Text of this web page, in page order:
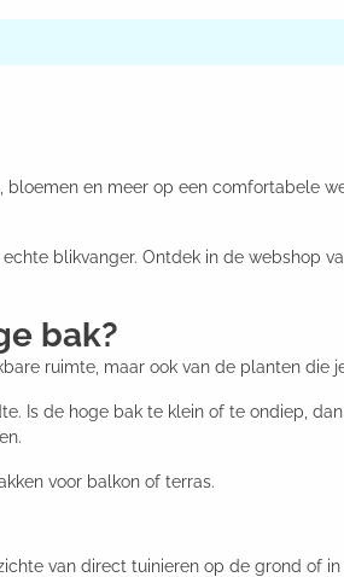
en meer op een comfortabele
blikvanger. Ontdek in de webshop
bak?
ruimte, maar ook van de planten die
Is de hoge bak te klein of te ondiep,
voor balkon of terras.
van direct tuinieren op de grond of in